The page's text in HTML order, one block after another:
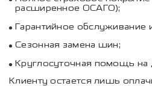
расширенное ОСАГО);
Гарантийное обслуживание
Сезонная замена шин;
Круглосуточная помощь на
Клиенту остается лишь